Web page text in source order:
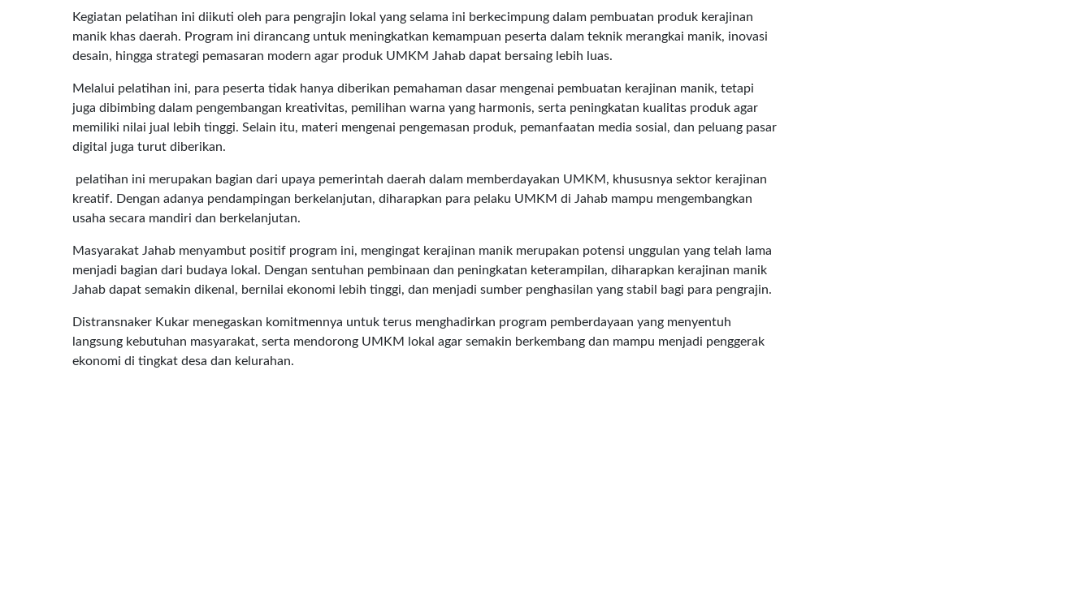
Kegiatan pelatihan ini diikuti oleh para pengrajin lokal yang selama ini berkecimpung dalam pembuatan produk kerajinan
manik khas daerah. Program ini dirancang untuk meningkatkan kemampuan peserta dalam teknik merangkai manik, inovasi
desain, hingga strategi pemasaran modern agar produk UMKM Jahab dapat bersaing lebih luas.
Melalui pelatihan ini, para peserta tidak hanya diberikan pemahaman dasar mengenai pembuatan kerajinan manik, tetapi
juga dibimbing dalam pengembangan kreativitas, pemilihan warna yang harmonis, serta peningkatan kualitas produk agar
memiliki nilai jual lebih tinggi. Selain itu, materi mengenai pengemasan produk, pemanfaatan media sosial, dan peluang pasar
digital juga turut diberikan.
pelatihan ini merupakan bagian dari upaya pemerintah daerah dalam memberdayakan UMKM, khususnya sektor kerajinan
kreatif. Dengan adanya pendampingan berkelanjutan, diharapkan para pelaku UMKM di Jahab mampu mengembangkan
usaha secara mandiri dan berkelanjutan.
Masyarakat Jahab menyambut positif program ini, mengingat kerajinan manik merupakan potensi unggulan yang telah lama
menjadi bagian dari budaya lokal. Dengan sentuhan pembinaan dan peningkatan keterampilan, diharapkan kerajinan manik
Jahab dapat semakin dikenal, bernilai ekonomi lebih tinggi, dan menjadi sumber penghasilan yang stabil bagi para pengrajin.
Distransnaker Kukar menegaskan komitmennya untuk terus menghadirkan program pemberdayaan yang menyentuh
langsung kebutuhan masyarakat, serta mendorong UMKM lokal agar semakin berkembang dan mampu menjadi penggerak
ekonomi di tingkat desa dan kelurahan.